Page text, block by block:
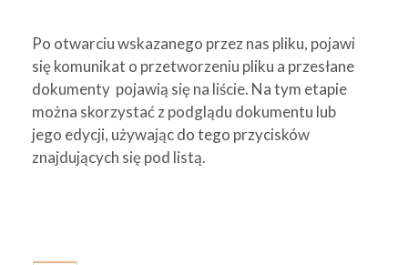
Po otwarciu wskazanego przez nas pliku, pojawi
się komunikat o przetworzeniu pliku a przesłane
dokumenty pojawią się na liście. Na tym etapie
można skorzystać z podglądu dokumentu lub
jego edycji, używając do tego przycisków
znajdujących się pod listą.